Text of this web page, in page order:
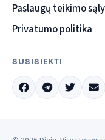
Paslaugų teikimo
Privatumo politika
SUSISIEKTI